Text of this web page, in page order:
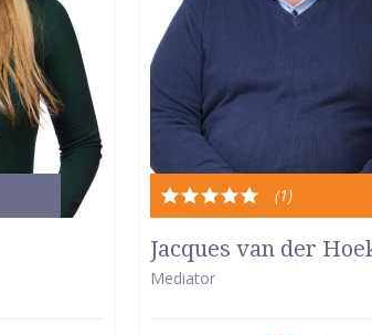
(1)
Totale
waardering:
5
Jacques van der
Mediator